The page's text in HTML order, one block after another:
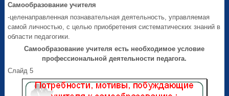
Самообразование учителя
-целенаправленная познавательная деятельность, управляемая
самой личностью, с целью приобретения систематических знаний в
области педагогики.
Самообразование учителя есть необходимое условие
профессиональной деятельности педагога.
Слайд 5